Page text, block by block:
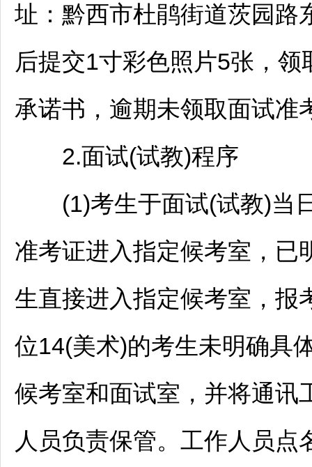
址：黔西市杜鹃街道茨园路
后提交1寸彩色照片5张，
承诺书，逾期未领取面试准
2.面试(试教)程序
(1)考生于面试(试教)当日
准考证进入指定候考室，已
生直接进入指定候考室，报
位14(美术)的考生未明确具
候考室和面试室，并将通讯
人员负责保管。工作人员